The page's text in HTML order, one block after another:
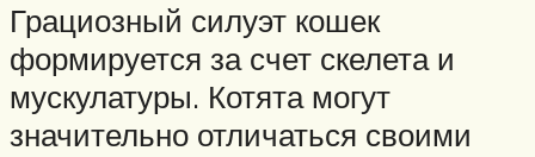
Грациозный силуэт кошек
формируется за счет скелета и
мускулатуры. Котята могут
значительно отличаться своими